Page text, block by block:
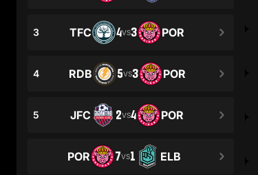
3 TFC 4VS3 POR
4 RDB 5VS3 POR
5 JFC 2VS4 POR
POR 7VS1 ELB